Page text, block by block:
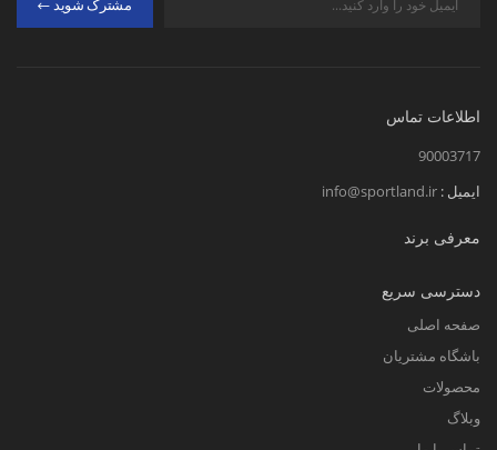
مشترک شوید
اطلاعات تماس
90003717
ایمیل : info@sportland.ir
معرفی برند
دسترسی سریع
صفحه اصلی
باشگاه مشتریان
محصولات
وبلاگ